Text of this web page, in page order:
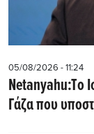
05/08/2026 - 11:24
Netanyahu:Tο
Γάζα που